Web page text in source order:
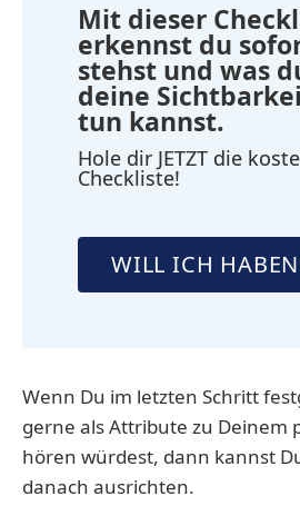
Mit dieser
erkennst du
stehst und was
deine
tun kannst.
Hole dir JETZT die
Checkliste!
WILL ICH
Wenn Du im letzten Schritt
gerne als Attribute zu Deinem
hören würdest, dann kannst
danach ausrichten.